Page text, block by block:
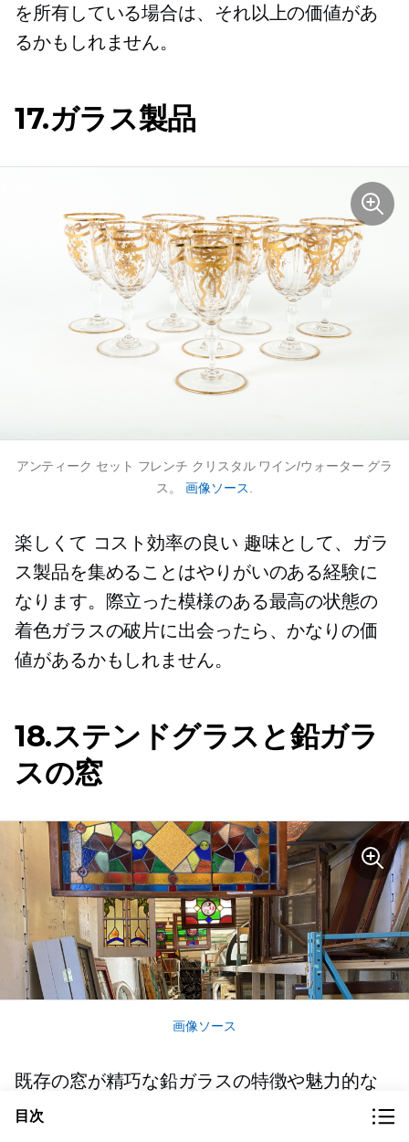
を所有している場合は、それ以上の価値があ
るかもしれません。
17.ガラス製品
アンティーク セット フレンチ クリスタル ワイン/ウォーター グラ
ス。画像ソース
楽しくて コスト効率の良い 趣味として、ガラ
ス製品を集めることはやりがいのある経験に
なります。際立った模様のある最高の状態の
着色ガラスの破片に出会ったら、かなりの価
値があるかもしれません。
18.ステンドグラスと鉛ガラ
スの窓
画像ソース
既存の窓が精巧な鉛ガラスの特徴や魅力的な
ステンドグラスのディテールを見せている場
目次